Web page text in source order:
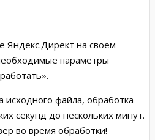
Яндекс.Директ на своем
параметры
исходного файла, обработка
секунд до нескольких минут.
во время обработки!